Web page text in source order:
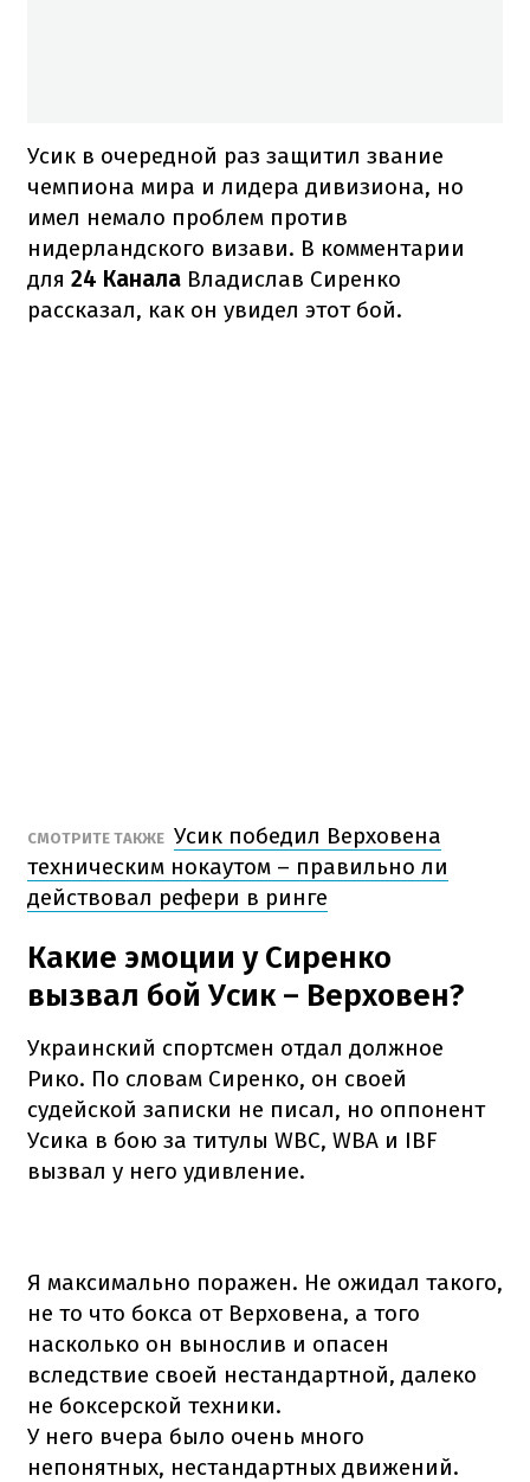
Усик в очередной раз защитил звание
чемпиона мира и лидера дивизиона, но
имел немало проблем против
нидерландского визави. В комментарии
для 24 Канала Владислав Сиренко
рассказал, как он увидел этот бой.
СМОТРИТЕ ТАКЖЕ Усик победил Верховена
техническим нокаутом – правильно ли
действовал рефери в ринге
Какие эмоции у Сиренко
вызвал бой Усик – Верховен?
Украинский спортсмен отдал должное
Рико. По словам Сиренко, он своей
судейской записки не писал, но оппонент
Усика в бою за титулы WBC, WBA и IBF
вызвал у него удивление.
Я максимально поражен. Не ожидал такого,
не то что бокса от Верховена, а того
насколько он вынослив и опасен
вследствие своей нестандартной, далеко
не боксерской техники.
У него вчера было очень много
непонятных, нестандартных движений.